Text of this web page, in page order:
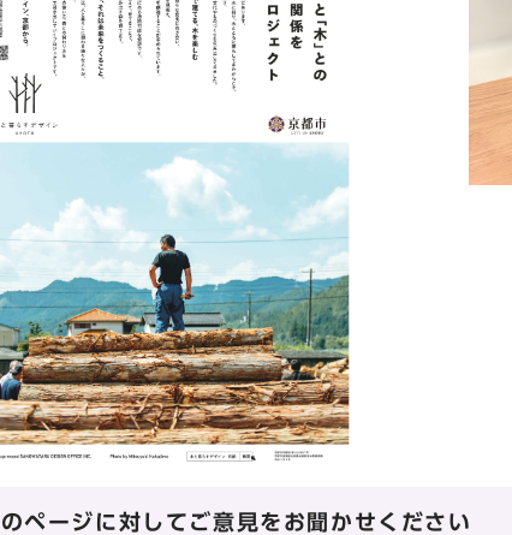
ページに対してご意見をお聞かせください